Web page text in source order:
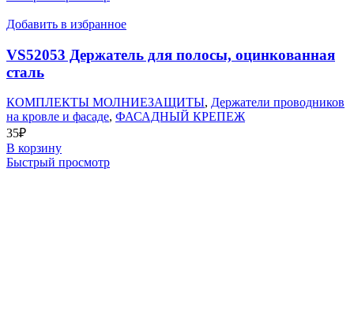
Добавить в избранное
VS52053 Держатель для полосы, оцинкованная
сталь
КОМПЛЕКТЫ МОЛНИЕЗАЩИТЫ, Держатели проводников
на кровле и фасаде, ФАСАДНЫЙ КРЕПЕЖ
35₽
В корзину
Быстрый просмотр